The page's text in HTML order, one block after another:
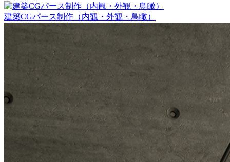
建築CGパース制作（内観・外観・鳥瞰）